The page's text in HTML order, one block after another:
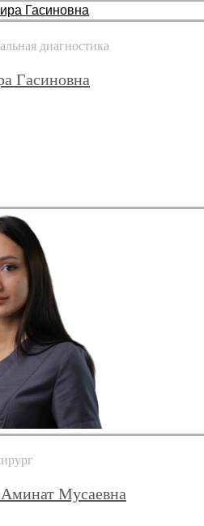
диагностика
Гасиновна
Аминат Мусаевна